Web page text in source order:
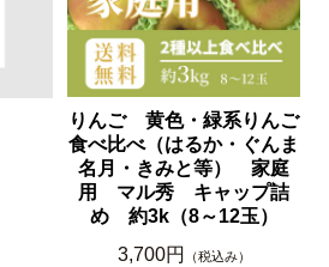
りんご 黄色・緑系りんご
食べ比べ（はるか・ぐんま
名月・きみと等） 家庭
用 マル秀 キャップ詰
め 約3k（8～12玉）
3,700円
（税込み）